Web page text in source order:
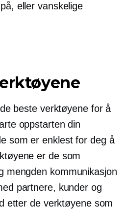
eller vanskelige
beste verktøyene for å
oppstarten din
som er enklest for deg å
er de som
mengden kommunikasjon
partnere, kunder og
etter de verktøyene som